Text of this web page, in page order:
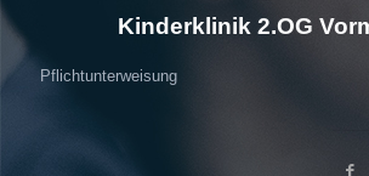
Kinderklinik 2.OG
Pflichtunterweisung